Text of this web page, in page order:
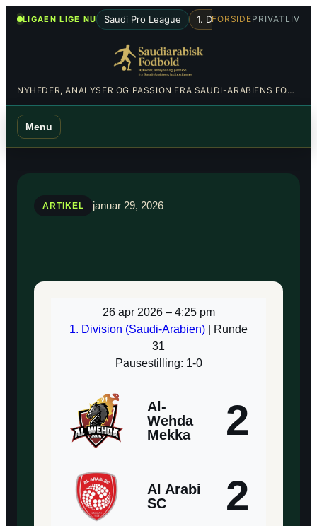
SpringLIGAEN LIGE NU Saudi Pro League 1. Division Al-Hilal•Al-
FORSIDEPRIVATLIV
NYHEDER, ANALYSER OG PASSION FRA SAUDI-ARABIENS FODBOLDBANER
Menu
ARTIKEL januar 29, 2026
26 apr 2026 – 4:25 pm
1. Division (Saudi-Arabien)
| Runde
31
Pausestilling: 1-0
Al-
Wehda
Mekka
2
Al Arabi
SC
2